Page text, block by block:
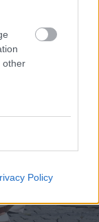
other
Policy